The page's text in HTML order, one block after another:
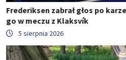
Frederiksen zabrał głos po
go w meczu z Klaksvík
5 sierpnia 2026